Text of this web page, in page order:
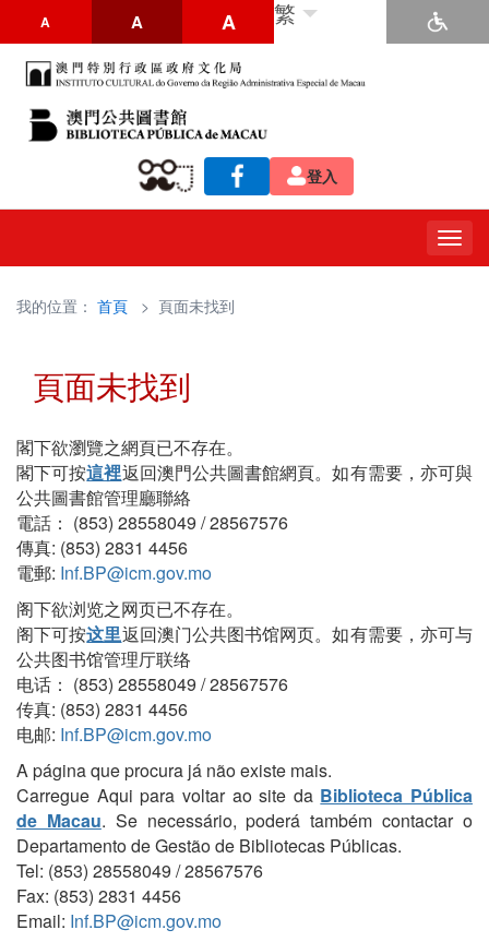
A A A 繁
登入
我的位置： 首頁 > 頁面未找到
頁面未找到
閣下欲瀏覽之網頁已不存在。
閣下可按這裡返回澳門公共圖書館網頁。如有需要，亦可與
公共圖書館管理廳聯絡
電話： (853) 28558049 / 28567576
傳真: (853) 2831 4456
電郵: Inf.BP@icm.gov.mo
阁下欲浏览之网页已不存在。
阁下可按这里返回澳门公共图书馆网页。如有需要，亦可与
公共图书馆管理厅联络
电话： (853) 28558049 / 28567576
传真: (853) 2831 4456
电邮: Inf.BP@icm.gov.mo
A página que procura já não existe mais.
Carregue Aqui para voltar ao site da Biblioteca Pública
de Macau. Se necessário, poderá também contactar o
Departamento de Gestão de Bibliotecas Públicas.
Tel: (853) 28558049 / 28567576
Fax: (853) 2831 4456
Email: Inf.BP@icm.gov.mo